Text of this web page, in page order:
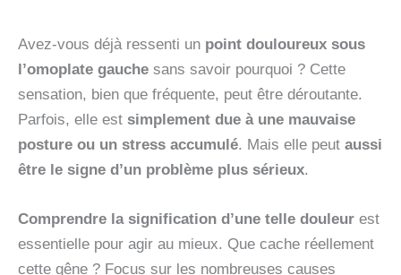
Avez-vous déjà ressenti un point douloureux sous
l’omoplate gauche sans savoir pourquoi ? Cette
sensation, bien que fréquente, peut être déroutante.
Parfois, elle est simplement due à une mauvaise
posture ou un stress accumulé. Mais elle peut aussi
être le signe d’un problème plus sérieux.
Comprendre la signification d’une telle douleur est
essentielle pour agir au mieux. Que cache réellement
cette gêne ? Focus sur les nombreuses causes